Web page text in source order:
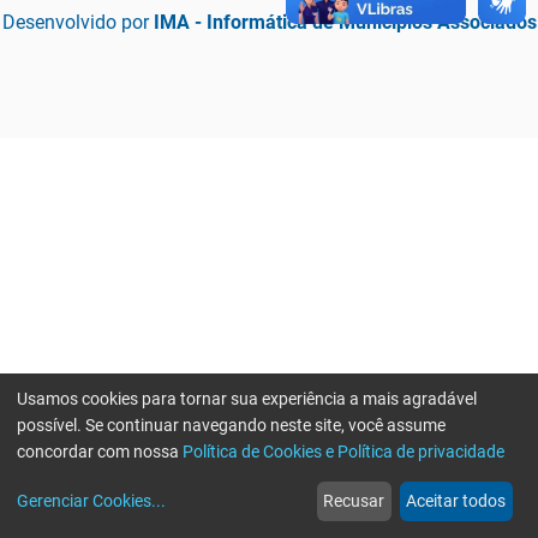
Desenvolvido por IMA - Informática de Municípios Associados
web
Notícias
more_horiz
Mais
Usamos cookies para tornar sua experiência a mais agradável
possível. Se continuar navegando neste site, você assume
concordar com nossa Política de Cookies e Política de privacidade
Gerenciar Cookies... Recusar Aceitar todos
Erro ao enviar informações, por favor tente novamente